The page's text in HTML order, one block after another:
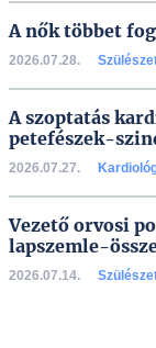
A nők többet
2026.07.28.
A szoptatás
petefészek-
2026.07.27.
Vezető orvosi
lapszemle-
2026.07.14.